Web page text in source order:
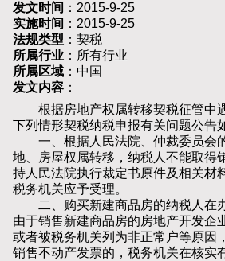
发文时间 ：2015-9-25
实施时间 ：2015-9-25
法规类型 ：契税
所属行业 ：所有行业
所属区域 ：中国
发文内容 ：
根据房地产权属转移契税征管中
下列情形契税纳税申报有关问题公告
一、根据人民法院、仲裁委员会
地、房屋权属转移，纳税人不能取得
持人民法院执行裁定书原件及相关材
税务机关应予受理。
二、购买新建商品房的纳税人在办
由于销售新建商品房的房地产开发企
或者被税务机关列为非正常户等原因
销售不动产发票的，税务机关在核实